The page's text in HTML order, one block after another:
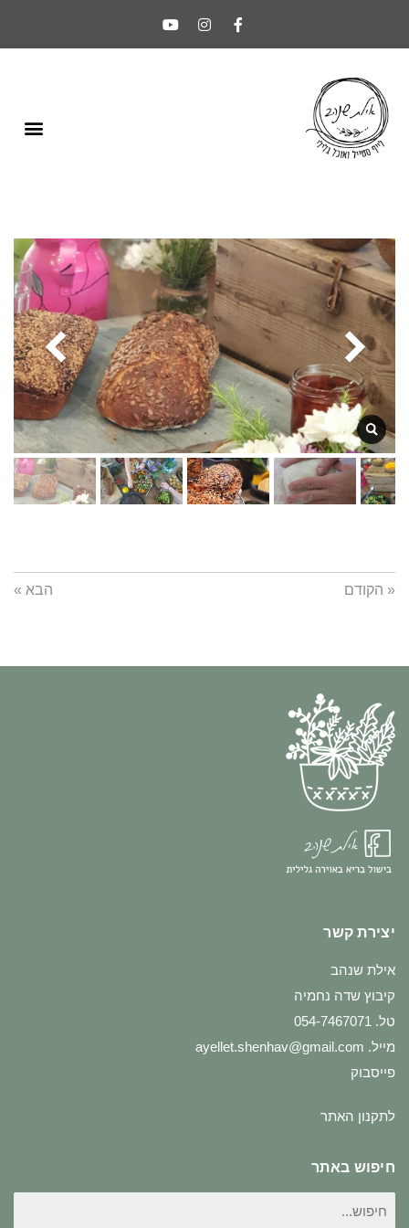
« הקודם הבא »
יצירת קשר
אילת שנהב
קיבוץ שדה נחמיה
טל. 054-7467071
מייל. ayellet.shenhav@gmail.com
פייסבוק
לתקנון האתר
חיפוש באתר